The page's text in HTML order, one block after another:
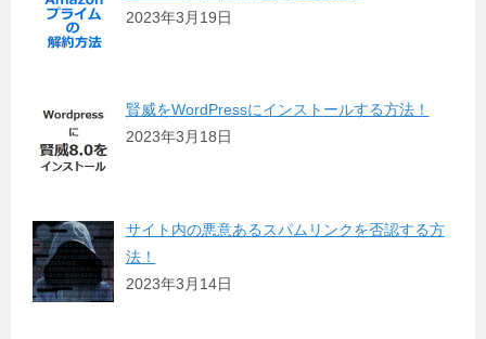
2023年3月19日
賢威をWordPressにインストールする方法！
2023年3月18日
サイト内の悪意あるスパムリンクを否認する方
法！
2023年3月14日